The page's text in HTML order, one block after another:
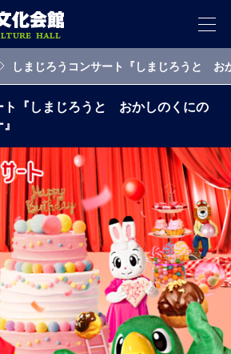
 しまじろうコンサート『しまじろうと お
ト『しまじろうと おかしのくにの